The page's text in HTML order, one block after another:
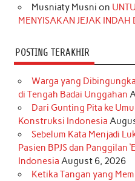
Musniaty Musni on
MENYISAKAN JEJAK INDAH
POSTING TERAKHIR
Warga yang
di Tengah Badai Unggahan
Dari Gunting Pita ke
Konstruksi Indonesia
Sebelum Kata Menjadi
Pasien BPJS dan Panggilan
Indonesia August 6, 2026
Ketika Tangan yang